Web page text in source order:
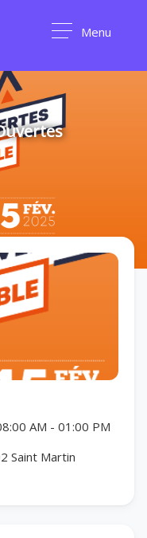
Menu
AM - 01:00 PM
Saint Martin